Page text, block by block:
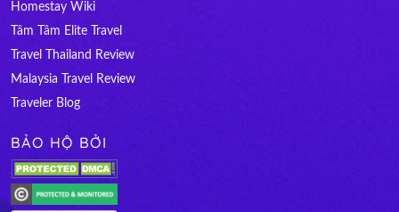
Homestay Wiki
Tâm Tâm Elite Travel
Travel Thailand Review
Malaysia Travel Review
Traveler Blog
BẢO HỘ BỞI